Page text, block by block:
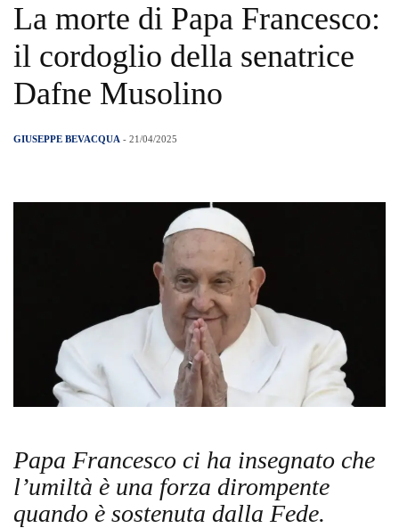
La morte di Papa Francesco:
il cordoglio della senatrice
Dafne Musolino
GIUSEPPE BEVACQUA - 21/04/2025
Papa Francesco ci ha insegnato che
l’umiltà è una forza dirompente
quando è sostenuta dalla Fede.